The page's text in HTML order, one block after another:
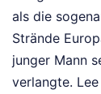
als die
Strände
junger Mann
verlangte.